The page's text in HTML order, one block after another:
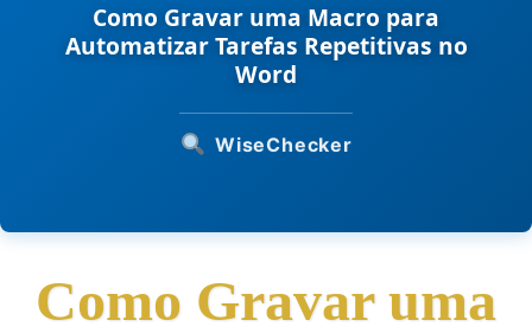
Como Gravar uma Macro para
Automatizar Tarefas Repetitivas no
Word
WiseChecker
Como Gravar uma